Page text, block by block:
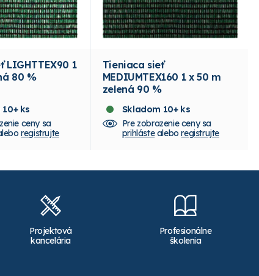
LIGHTTEX90 1
80 %
ks
ceny sa
registrujte
Tieniaca sieť
MEDIUMTEX160 1 x 50 m
zelená 90 %
Skladom 10+ ks
Pre zobrazenie ceny sa
prihlástealeboregistrujte
Projektová
kancelária
Profesionálne
školenia